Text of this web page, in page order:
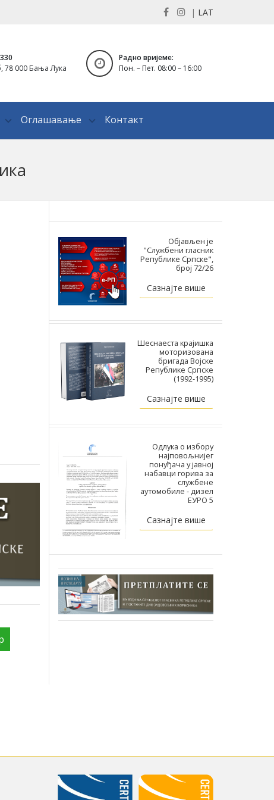
| LAT
78 000 Бања Лука
Радно вријеме:
Пон. – Пет. 08:00 – 16:00
Оглашавање Контакт
Објављен је
"Службени гласник
Републике Српске",
број 72/26
Сазнајте више
Шеснаеста крајишка
моторизована
бригада Војске
Републике Српске
(1992-1995)
Сазнајте више
Одлука о избору
најповољнијег
понуђача у јавној
набавци горива за
службене
аутомобиле - дизел
ЕУРО 5
Сазнајте више